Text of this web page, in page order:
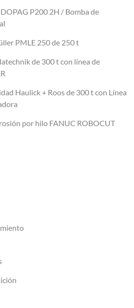
P200 2H / Bomba de
PMLE 250 de 250 t
de 300 t con línea de
Haulick + Roos de 300 t con Línea
por hilo FANUC ROBOCUT